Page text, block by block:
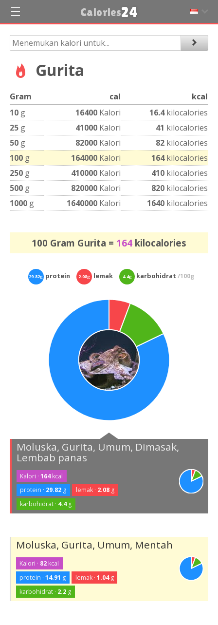
Calories24
Gurita
Gram cal
kcal
10 g 16400 Kalori 16.4kilocalories
25 g 41000 Kalori 41 kilocalories
50 g 82000 Kalori 82 kilocalories
100 g 164000 Kalori 164kilocalories
250 g 410000 Kalori 410 kilocalories
500 g 820000 Kalori 820 kilocalories
1000 g 1640000 Kalori 1640 kilocalories
100 Gram Gurita = 164 kilocalories
29.82gprotein 2.08g lemak 4.4g karbohidrat/100g
Moluska, Gurita, Umum, Dimasak,
Lembab panas
Kalori ·164kcal
protein · 29.82 g lemak · 2.08g
karbohidrat · 4.4g
Moluska, Gurita, Umum, Mentah
Kalori · 82 kcal
protein ·14.91 g lemak · 1.04g
karbohidrat · 2.2 g